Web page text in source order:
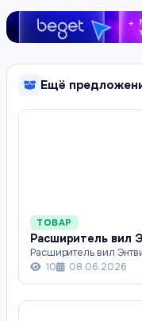
Ещё
ТОВАР
Расширитель вил
Расширитель вил
10
08.06.2026